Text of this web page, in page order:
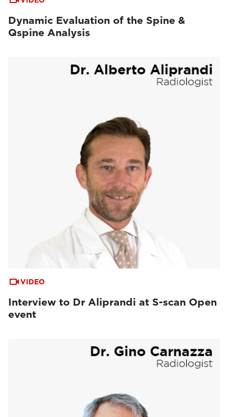
Dynamic Evaluation of the Spine &
Qspine Analysis
VIDEO
Interview to Dr Aliprandi at S-scan Open
event